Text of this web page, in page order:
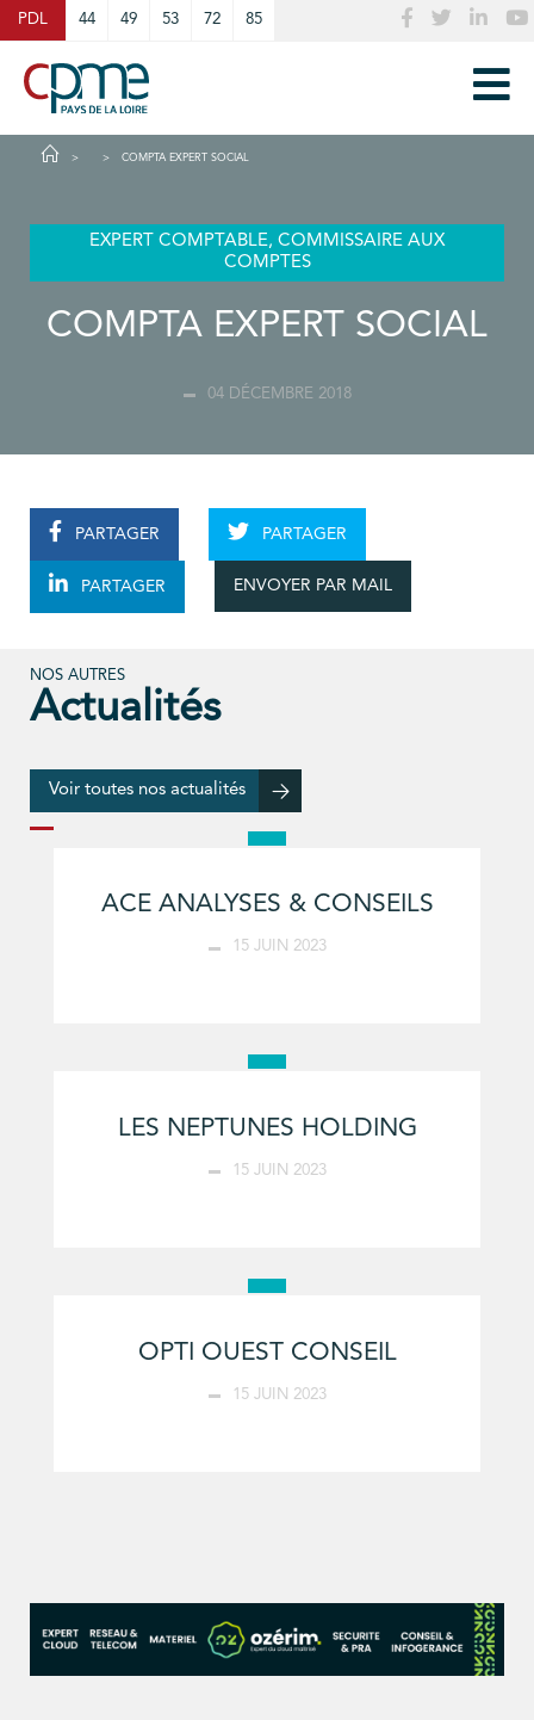
PDL 44 49 53 72 85
COMPTA EXPERT SOCIAL
EXPERT COMPTABLE, COMMISSAIRE AUX
COMPTES
COMPTA EXPERT SOCIAL
04 DÉCEMBRE 2018
PARTAGER PARTAGER
PARTAGER ENVOYER PAR MAIL
NOS AUTRES
Actualités
Voir toutes nos actualités
ACE ANALYSES & CONSEILS
15 JUIN 2023
LES NEPTUNES HOLDING
15 JUIN 2023
OPTI OUEST CONSEIL
15 JUIN 2023
Cookies management panel